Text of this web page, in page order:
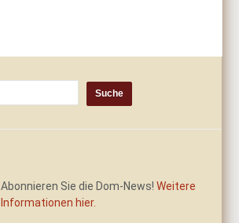
Abonnieren Sie die Dom-News!Weitere
Informationen hier.